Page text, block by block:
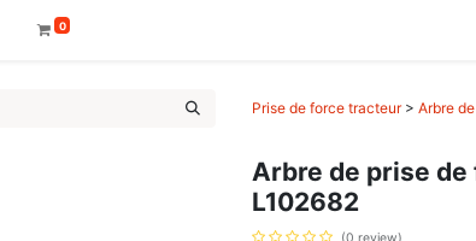
0
Prise de force tracteur> Arbre
Arbre de prise
L102682